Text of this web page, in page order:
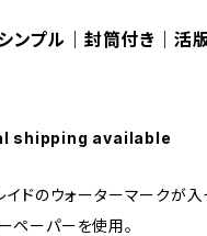
ンプル｜封筒付き｜活
shipping available
イドのウォーターマークが入
ペーパーを使用。